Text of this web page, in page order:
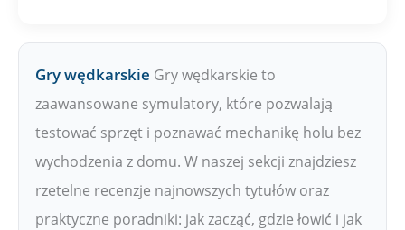
Gry wędkarskie Gry wędkarskie to
zaawansowane symulatory, które pozwalają
testować sprzęt i poznawać mechanikę holu bez
wychodzenia z domu. W naszej sekcji znajdziesz
rzetelne recenzje najnowszych tytułów oraz
praktyczne poradniki: jak zacząć, gdzie łowić i jak